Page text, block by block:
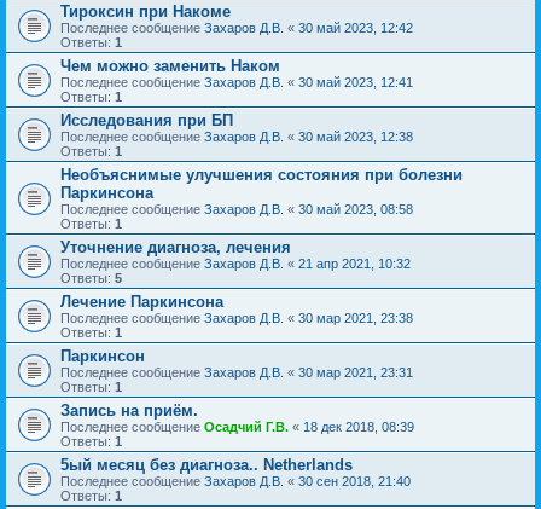
Тироксин при Накоме
Последнее сообщение Захаров Д.В. « 30 май 2023, 12:42
Ответы: 1
Чем можно заменить Наком
Последнее сообщение Захаров Д.В. « 30 май 2023, 12:41
Ответы: 1
Исследования при БП
Последнее сообщение Захаров Д.В. « 30 май 2023, 12:38
Ответы: 1
Необъяснимые улучшения состояния при болезни
Паркинсона
Последнее сообщение Захаров Д.В. « 30 май 2023, 08:58
Ответы: 1
Уточнение диагноза, лечения
Последнее сообщение Захаров Д.В. « 21 апр 2021, 10:32
Ответы: 5
Лечение Паркинсона
Последнее сообщение Захаров Д.В. « 30 мар 2021, 23:38
Ответы: 1
Паркинсон
Последнее сообщение Захаров Д.В. « 30 мар 2021, 23:31
Ответы: 1
Запись на приём.
Последнее сообщение Осадчий Г.В. « 18 дек 2018, 08:39
Ответы: 1
5ый месяц без диагноза.. Netherlands
Последнее сообщение Захаров Д.В. « 30 сен 2018, 21:40
Ответы: 1